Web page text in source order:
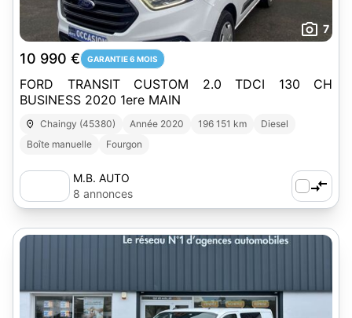
7
10 990 € GARANTIE 6 MOIS
FORD TRANSIT CUSTOM 2.0 TDCI 130 CH
BUSINESS 2020 1ere MAIN
Chaingy (45380) Année 2020 196 151 km
Diesel
Boîte manuelle
Fourgon
M.B. AUTO
8 annonces